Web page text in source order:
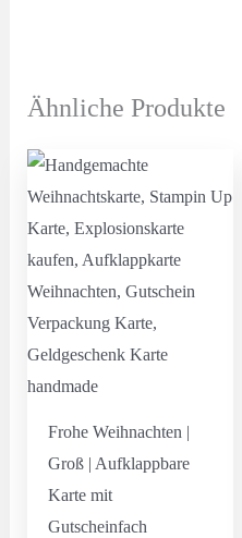
Ähnliche Produkte
Frohe Weihnachten |
Groß | Aufklappbare
Karte mit
Gutscheinfach